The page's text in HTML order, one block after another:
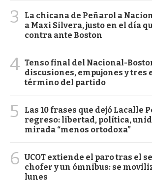
3
La chicana de Peñarol a
a Maxi Silvera, justo en el día
contra ante Boston
4 Tenso final del Nacional-
discusiones, empujones y tres
término del partido
5
Las 10 frases que dejó Lacalle
regreso: libertad, política,
mirada “menos ortodoxa”
6 UCOT extiende el paro tras el
chofer y un ómnibus: se
lunes